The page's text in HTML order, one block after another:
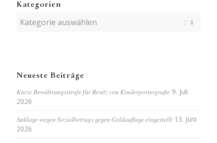
Kategorien
Kategorien
Neueste Beiträge
Kurze Bewährungsstrafe für Besitz von Kinderpornografie 9. Juli
2026
Anklage wegen Sozialbetrugs gegen Geldauflage eingestellt 13. Juni
2026